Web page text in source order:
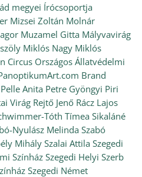
megyei Írócsoportja
Mizsei Zoltán Molnár
Muzamel Gitta Mályvavirág
Miklós Nagy Miklós
Circus Országos Állatvédelmi
Brand
Pelle Anita Petre Gyöngyi Piri
Virág Rejtő Jenő Rácz Lajos
Tóth Tímea Sikaláné
Nyulász Melinda Szabó
Mihály Szalai Attila Szegedi
Színház Szegedi Helyi Szerb
Szegedi Német